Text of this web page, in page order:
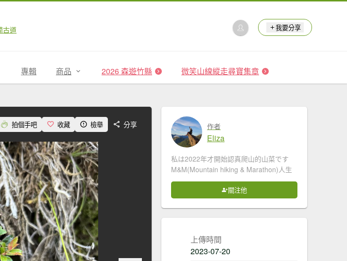
古道 我要分享
專輯 商品 2026 森遊竹縣 微笑山線縱走尋寶集章
拍個手吧 收藏 檢舉 分享 作者
Eliza
私は2022年才開始認真爬山的山菜です
M&M(Mountain hiking & Marathon)人生
關注他
上傳時間
2023-07-20